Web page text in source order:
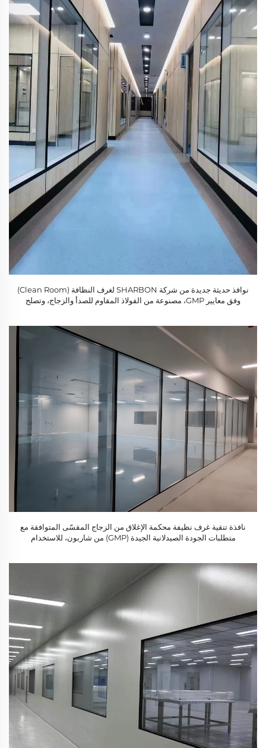
نوافذ حديثة جديدة من شركة SHARBON لغرف النظافة (Clean Room)
وفق معايير GMP، مصنوعة من الفولاذ المقاوم للصدأ والزجاج، وتصلح
نافذة تنقية غرف نظيفة محكمة الإغلاق من الزجاج المقسّى المتوافقة مع
متطلبات الجودة الصيدلانية الجيدة (GMP) من شاربون، للاستخدام